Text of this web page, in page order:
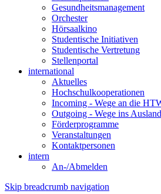
Gesundheitsmanagement
Orchester
Hörsaalkino
Studentische Initiativen
Studentische Vertretung
Stellenportal
international
Aktuelles
Hochschulkooperationen
Incoming - Wege an die
Outgoing - Wege ins Ausland
Förderprogramme
Veranstaltungen
Kontaktpersonen
intern
An-/Abmelden
Skip breadcrumb navigation